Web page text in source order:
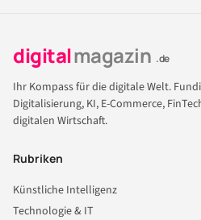
digitalmagazin .de
Ihr Kompass für die digitale Welt.
Digitalisierung, KI, E-Commerce,
digitalen Wirtschaft.
Rubriken
Künstliche Intelligenz
Technologie & IT